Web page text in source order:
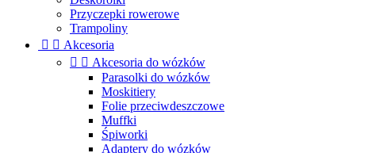
Przyczepki rowerowe
Trampoliny
  Akcesoria
  Akcesoria do wózków
Parasolki do wózków
Moskitiery
Folie przeciwdeszczowe
Muffki
Śpiworki
Adaptery do wózków